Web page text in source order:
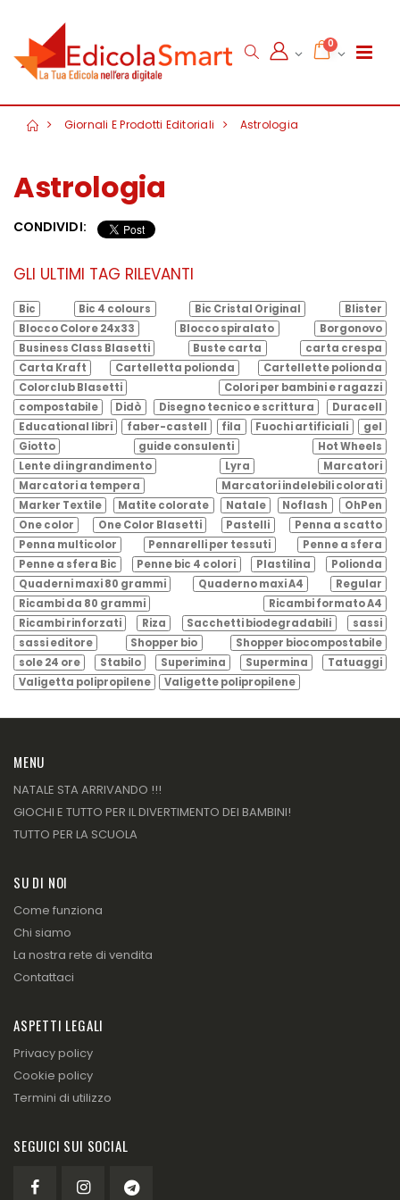
0
Giornali E Prodotti Editoriali Astrologia
Astrologia
CONDIVIDI:
GLI ULTIMI TAG RILEVANTI
Bic Bic 4 colours Bic Cristal Original
Blister
Blocco Colore 24x33
Blocco spiralato
Borgonovo
Business Class Blasetti
Buste carta
carta crespa
Carta Kraft
Cartelletta polionda
Cartellette polionda
Colorclub Blasetti
Colori per bambini e ragazzi
compostabile
Didò Disegno tecnico e scrittura
Duracell
Educational libri
faber-castell fila Fuochi artificiali
gel
Giotto
guide consulenti
Hot Wheels
Lente di ingrandimento
Lyra
Marcatori
Marcatori a tempera
Marcatori indelebili colorati
Marker Textile
Matite colorate Natale Noflash
OhPen
One color
One Color Blasetti Pastelli
Penna a scatto
Penna multicolor
Pennarelli per tessuti
Penne a sfera
Penne a sfera Bic
Penne bic 4 colori Plastilina
Polionda
Quaderni maxi 80 grammi
Quaderno maxi A4
Regular
Ricambi da 80 grammi
Ricambi formato A4
Ricambi rinforzati
Riza Sacchetti biodegradabili
sassi
sassi editore
Shopper bio
Shopper biocompostabile
sole 24 ore
Stabilo Superimina Supermina
Tatuaggi
Valigetta polipropilene
Valigette polipropilene
MENU
NATALE STA ARRIVANDO !!!
GIOCHI E TUTTO PER IL DIVERTIMENTO DEI BAMBINI!
TUTTO PER LA SCUOLA
SU DI NOI
Come funziona
Chi siamo
La nostra rete di vendita
Contattaci
ASPETTI LEGALI
Privacy policy
Cookie policy
Termini di utilizzo
SEGUICI SUI SOCIAL